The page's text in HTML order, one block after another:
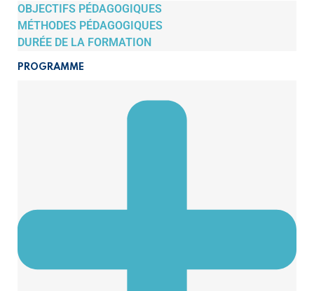
OBJECTIFS PÉDAGOGIQUES
MÉTHODES PÉDAGOGIQUES
DURÉE DE LA FORMATION
PROGRAMME